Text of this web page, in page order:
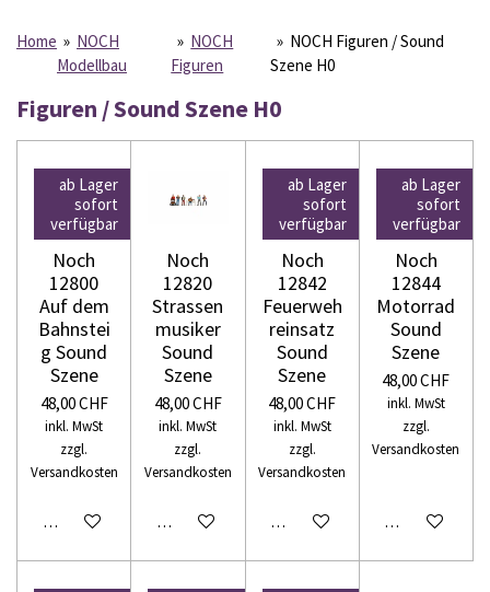
Home » NOCH
Modellbau
» NOCH
Figuren
» NOCH Figuren / Sound
Szene H0
Figuren / Sound Szene H0
ab Lager
sofort
verfügbar
Noch
12800
Auf dem
Bahnstei
g Sound
Szene
48,00 CHF
inkl. MwSt
zzgl.
Versandkosten
In den Warenkorb
Noch
12820
Strassen
musiker
Sound
Szene
48,00 CHF
inkl. MwSt
zzgl.
Versandkosten
In den Warenkorb
ab Lager
sofort
verfügbar
Noch
12842
Feuerweh
reinsatz
Sound
Szene
48,00 CHF
inkl. MwSt
zzgl.
Versandkosten
In den Warenkorb
ab Lager
sofort
verfügbar
Noch
12844
Motorrad
Sound
Szene
48,00 CHF
inkl. MwSt
zzgl.
Versandkosten
In den